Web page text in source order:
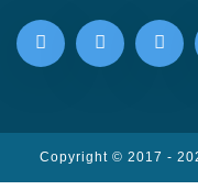
Copyright © 2017 -